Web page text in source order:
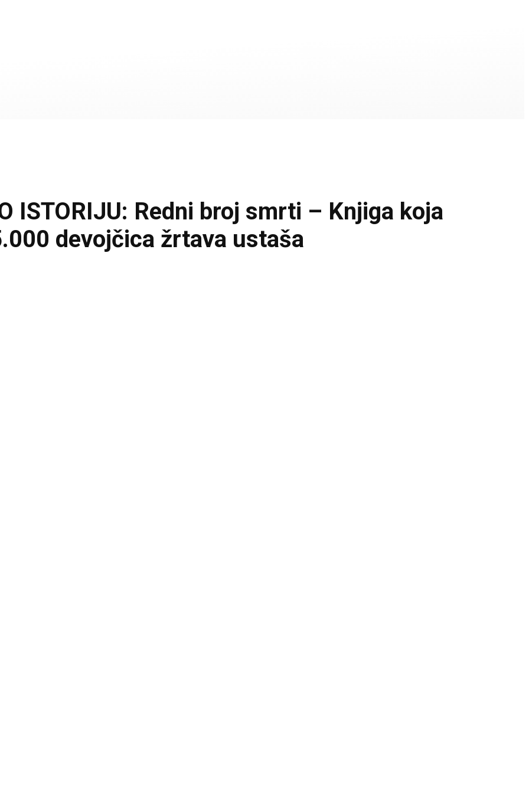
ISTORIJU: Redni broj smrti – Knjiga koja
devojčica žrtava ustaša